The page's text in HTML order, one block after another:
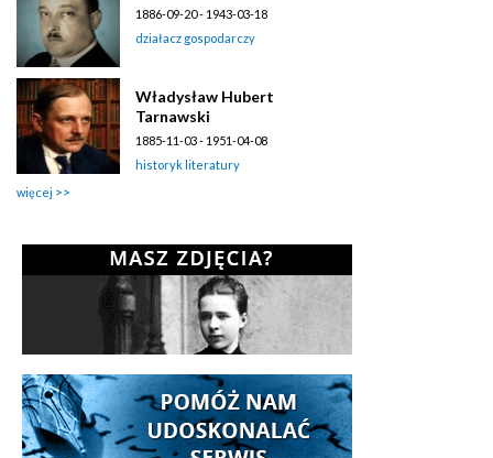
1886-09-20 - 1943-03-18
działacz gospodarczy
Władysław Hubert
Tarnawski
1885-11-03 - 1951-04-08
historyk literatury
więcej